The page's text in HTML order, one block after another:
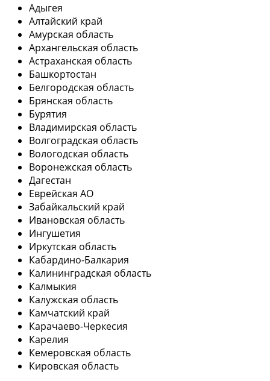
Адыгея
Алтайский край
Амурская область
Архангельская область
Астраханская область
Башкортостан
Белгородская область
Брянская область
Бурятия
Владимирская область
Волгоградская область
Вологодская область
Воронежская область
Дагестан
Еврейская АО
Забайкальский край
Ивановская область
Ингушетия
Иркутская область
Кабардино-Балкария
Калининградская область
Калмыкия
Калужская область
Камчатский край
Карачаево-Черкесия
Карелия
Кемеровская область
Кировская область